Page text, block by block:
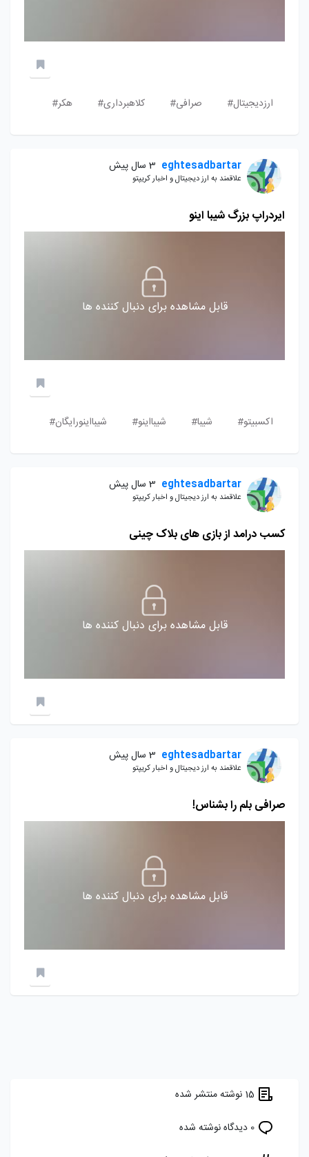
ارزدیجیتال# صرافی# کلاهبرداری# هکر#
eghtesadbartar 3 سال پیش
علاقمند به ارز دیجیتال و اخبار کریپتو
ایردراپ بزرگ شیبا اینو
قابل مشاهده برای دنبال کننده ها
اکسبیتو# شیبا# شیبااینو# شیبااینورایگان#
eghtesadbartar 3 سال پیش
علاقمند به ارز دیجیتال و اخبار کریپتو
کسب درامد از بازی های بلاک چینی
قابل مشاهده برای دنبال کننده ها
eghtesadbartar 3 سال پیش
علاقمند به ارز دیجیتال و اخبار کریپتو
صرافی بلم را بشناس!
قابل مشاهده برای دنبال کننده ها